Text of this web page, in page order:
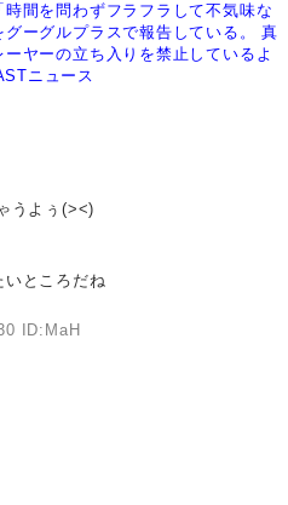
間を問わずフラフラして不気味な
ーグルプラスで報告している。
真
ヤーの立ち入りを禁止しているよ
ニュース
うよぅ(><)
いところだね
ID:MaH